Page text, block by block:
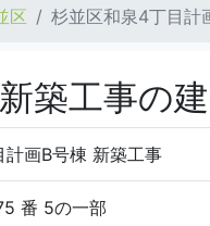
区 杉並区和泉4丁目計
築工事の
画B号棟 新築工事
番 5の一部